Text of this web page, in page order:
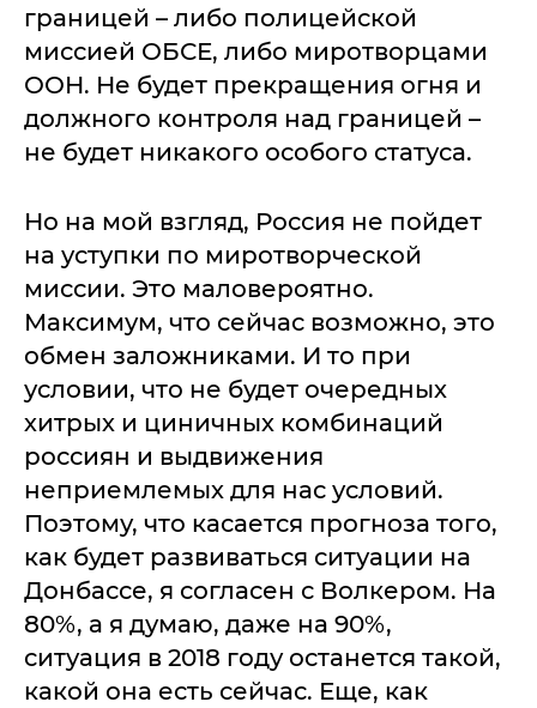
границей – либо полицейской
миссией ОБСЕ, либо миротворцами
ООН. Не будет прекращения огня и
должного контроля над границей –
не будет никакого особого статуса.
Но на мой взгляд, Россия не пойдет
на уступки по миротворческой
миссии. Это маловероятно.
Максимум, что сейчас возможно, это
обмен заложниками. И то при
условии, что не будет очередных
хитрых и циничных комбинаций
россиян и выдвижения
неприемлемых для нас условий.
Поэтому, что касается прогноза того,
как будет развиваться ситуации на
Донбассе, я согласен с Волкером. На
80%, а я думаю, даже на 90%,
ситуация в 2018 году останется такой,
какой она есть сейчас. Еще, как